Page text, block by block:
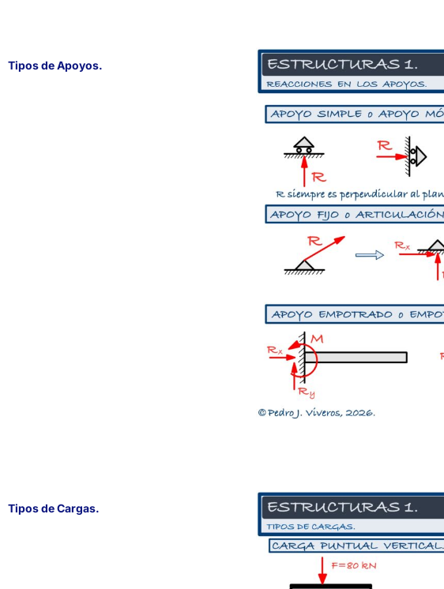
Tipos de Apoyos.
Tipos de Cargas.